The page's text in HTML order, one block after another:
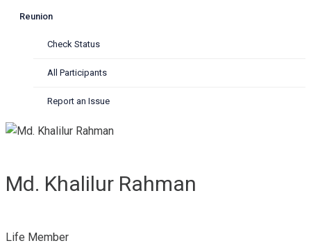
Reunion
Check Status
All Participants
Report an Issue
Md. Khalilur Rahman
Life Member